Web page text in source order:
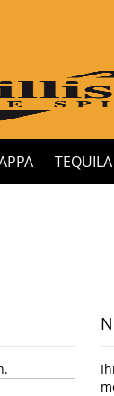
TEQUILA